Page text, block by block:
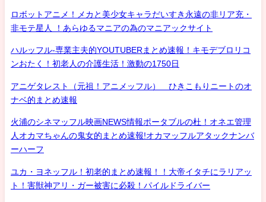
ロボットアニメ！メカと美少女キャラだいすき永遠の非リア充・
非モテ星人 ！あらゆるマニアの為のマニアックサイト
ハルッフル-専業主夫的YOUTUBERまとめ速報！キモデブロリコ
ンおたく！初老人の介護生活！激動の1750日
アニゲタレスト（元祖！アニメッフル） ひきこもりニートのオ
ナベ的まとめ速報
火浦のシネマッフル映画NEWS情報ポータブルの杜！オネエ管理
人オカマちゃんの鬼女的まとめ速報!オカマッフルアタックナンバ
ーハーフ
ユカ・ヨネッフル！初老的まとめ速報！！大帝イタチにラリアッ
ト！害獣神アリ・ガー被害に必殺！パイルドライバー